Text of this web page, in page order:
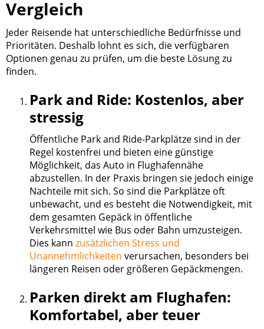
Vergleich
Jeder Reisende hat unterschiedliche Bedürfnisse und
Prioritäten. Deshalb lohnt es sich, die verfügbaren
Optionen genau zu prüfen, um die beste Lösung zu
finden.
Park and Ride: Kostenlos, aber
stressig
Öffentliche Park and Ride-Parkplätze sind in der
Regel kostenfrei und bieten eine günstige
Möglichkeit, das Auto in Flughafennähe
abzustellen. In der Praxis bringen sie jedoch einige
Nachteile mit sich. So sind die Parkplätze oft
unbewacht, und es besteht die Notwendigkeit, mit
dem gesamten Gepäck in öffentliche
Verkehrsmittel wie Bus oder Bahn umzusteigen.
Dies kann zusätzlichen Stress und
Unannehmlichkeiten verursachen, besonders bei
längeren Reisen oder größeren Gepäckmengen.
Parken direkt am Flughafen:
Komfortabel, aber teuer